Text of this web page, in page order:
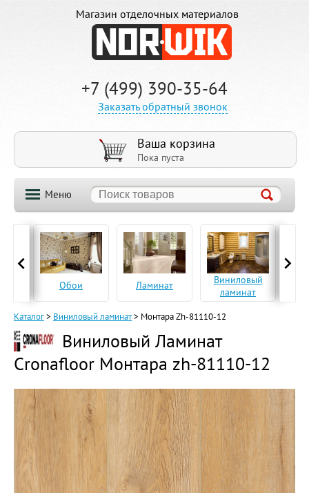
Магазин отделочных материалов
+7 (499) 390-35-64
Заказать обратный звонок
Ваша корзина
Пока пуста
Меню
Обои Ламинат
Виниловый
ламинат
Каталог> Виниловый ламинат> Монтара Zh-81110-12
Виниловый Ламинат
Cronafloor Монтара zh-81110-12